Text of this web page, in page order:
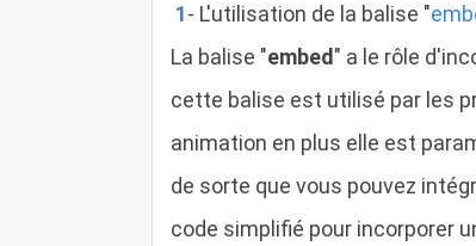
1- L'utilisation de la balise "
La balise "embed " a le rôle
cette balise est utilisé par les
animation en plus elle est
de sorte que vous pouvez
code simplifié pour incorporer